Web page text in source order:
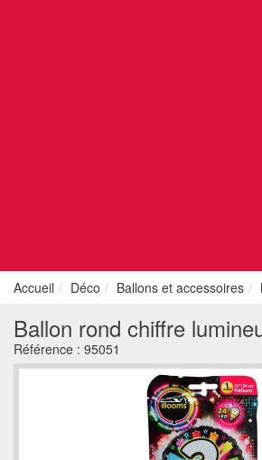
Accueil Déco Ballons et accessoires
Ballon rond chiffre
Référence : 95051